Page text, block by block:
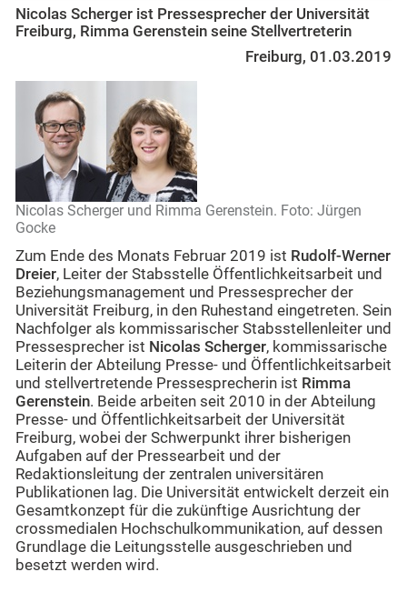
Nicolas Scherger ist Pressesprecher der Universität
Freiburg, Rimma Gerenstein seine Stellvertreterin
Freiburg, 01.03.2019
Nicolas Scherger und Rimma Gerenstein. Foto: Jürgen
Gocke
Zum Ende des Monats Februar 2019 ist Rudolf-Werner
Dreier, Leiter der Stabsstelle Öffentlichkeitsarbeit und
Beziehungsmanagement und Pressesprecher der
Universität Freiburg, in den Ruhestand eingetreten. Sein
Nachfolger als kommissarischer Stabsstellenleiter und
Pressesprecher ist Nicolas Scherger, kommissarische
Leiterin der Abteilung Presse- und Öffentlichkeitsarbeit
und stellvertretende Pressesprecherin ist Rimma
Gerenstein. Beide arbeiten seit 2010 in der Abteilung
Presse- und Öffentlichkeitsarbeit der Universität
Freiburg, wobei der Schwerpunkt ihrer bisherigen
Aufgaben auf der Pressearbeit und der
Redaktionsleitung der zentralen universitären
Publikationen lag. Die Universität entwickelt derzeit ein
Gesamtkonzept für die zukünftige Ausrichtung der
crossmedialen Hochschulkommunikation, auf dessen
Grundlage die Leitungsstelle ausgeschrieben und
besetzt werden wird.